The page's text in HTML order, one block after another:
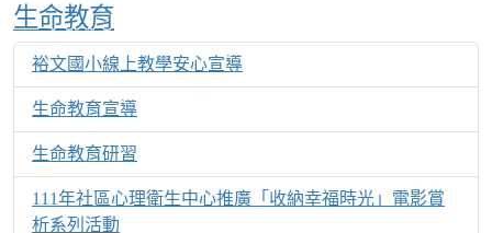
Over View
生命教育
裕文國小線上教學安心宣導
生命教育宣導
生命教育研習
111年社區心理衛生中心推廣「收納幸福時光」電影賞
析系列活動